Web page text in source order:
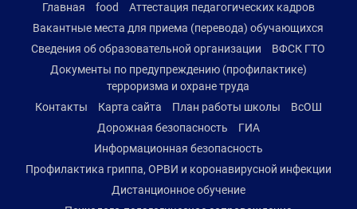
Главная
food
Аттестация педагогических кадров
Вакантные места для приема (перевода) обучающихся
Сведения об образовательной организации
ВФСК ГТО
Документы по предупреждению (профилактике)
терроризма и охране труда
Контакты
Карта сайта План работы школы
ВсОШ
Дорожная безопасность
ГИА
Информационная безопасность
Профилактика гриппа, ОРВИ и коронавирусной инфекции
Дистанционное обучение